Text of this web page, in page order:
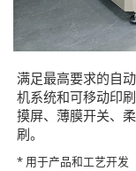
满足最高要求的自
机系统和可移动印
摸屏、薄膜开关、
刷。
* 用于产品和工艺开发